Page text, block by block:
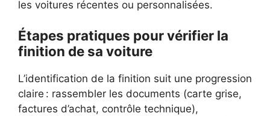
les voitures récentes ou personnalisées.
Étapes pratiques pour vérifier la
finition de sa voiture
L’identification de la finition suit une progression
claire : rassembler les documents (carte grise,
factures d’achat, contrôle technique),